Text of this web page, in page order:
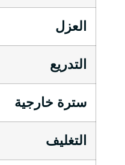
العزل
التدريع
سترة خارجية
التغليف